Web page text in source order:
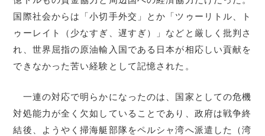
国際社会からは「小切手外交」とか「ツゥーリトル、ト
ゥーレイト（少なすぎ、遅すぎ）」などと厳しく批判さ
れ、世界屈指の原油輸入国である日本が相応しい貢献を
できなかった苦い経験として記憶された。
一連の対応で明らかになったのは、国家としての危機
対処能力が全く欠如していることであり、政府は戦争終
結後、ようやく掃海艇部隊をペルシャ湾へ派遣した（湾